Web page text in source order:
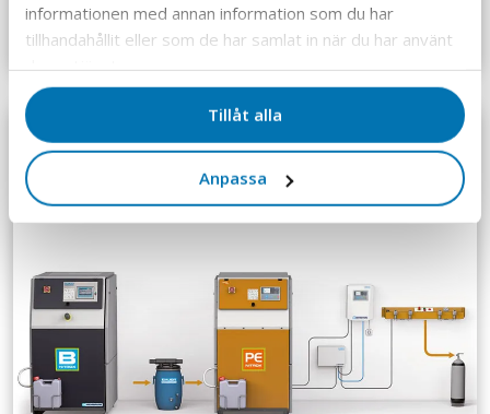
informationen med annan information som du har
tillhandahållit eller som de har samlat in när du har använt
deras tjänster.
Tillåt alla
Anpassa
B-NITROX MEMBRANE SYSTEM
260-700 LITER/MIN